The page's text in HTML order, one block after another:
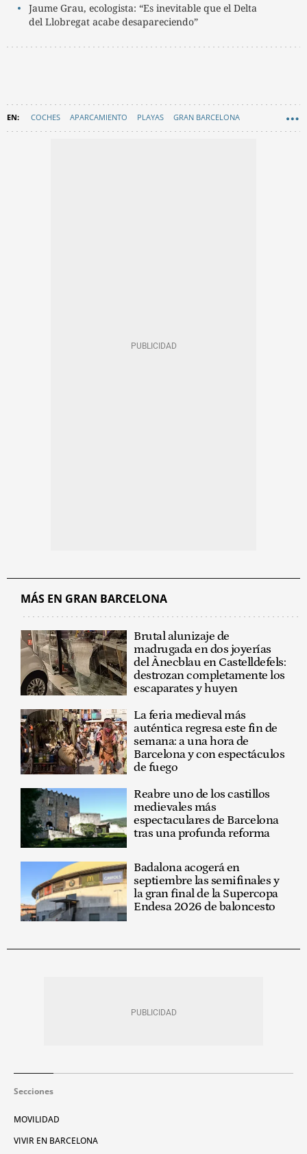
Jaume Grau, ecologista: “Es inevitable que el Delta
del Llobregat acabe desapareciendo”
COCHES APARCAMIENTO PLAYAS GRAN BARCELONA
MÁS EN GRAN BARCELONA
Brutal alunizaje de
madrugada en dos joyerías
del Ànecblau en Castelldefels:
destrozan completamente los
escaparates y huyen
La feria medieval más
auténtica regresa este fin de
semana: a una hora de
Barcelona y con espectáculos
de fuego
Reabre uno de los castillos
medievales más
espectaculares de Barcelona
tras una profunda reforma
Badalona acogerá en
septiembre las semifinales y
la gran final de la Supercopa
Endesa 2026 de baloncesto
Secciones
MOVILIDAD
VIVIR EN BARCELONA